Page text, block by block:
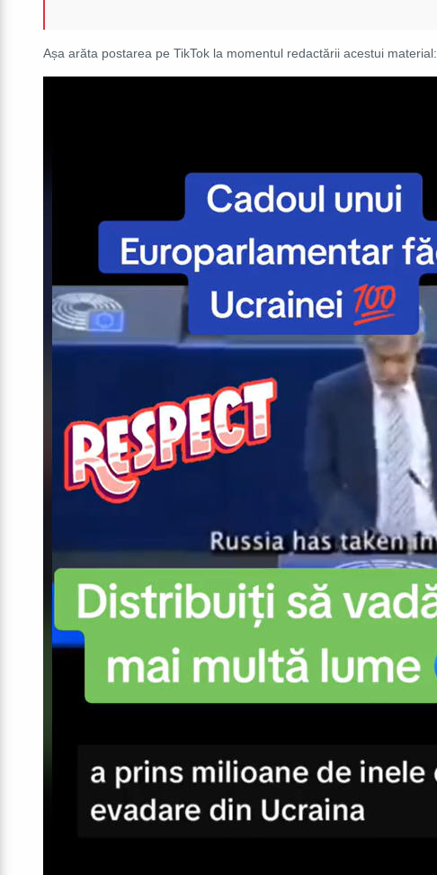
Așa arăta postarea pe TikTok la momentul redactării acestui material: